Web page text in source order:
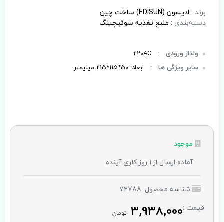
برند : ادیسون (EDISUN) ساخت چین
دسته‌بندی : منبع تغذیه سوئیچینگ
ولتاژ ورودی :
220AC
سایر ویژگی ها : ابعاد: 50*115*215 میلیمتر
موجود
آماده ارسال از 1 روز کاری آینده
شناسه محصول: 72788
قیمت :3,938,000 تومان